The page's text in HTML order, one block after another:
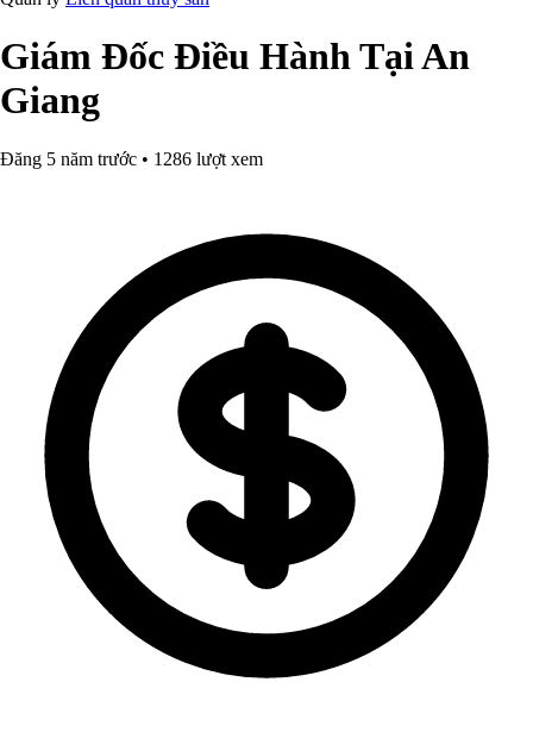
Giám Đốc Điều Hành Tại An
Giang
Đăng 5 năm trước • 1286 lượt xem